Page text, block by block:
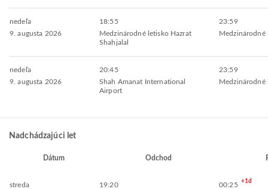
nedeľa
9. augusta 2026
18:55
Medzinárodné letisko Hazrat
Shahjalal
23:59
Medzinárodné
nedeľa
9. augusta 2026
20:45
Shah Amanat International
Airport
23:59
Medzinárodné
Nadchádzajúci let
Dátum Odchod
streda
19:20
00:25 +1d